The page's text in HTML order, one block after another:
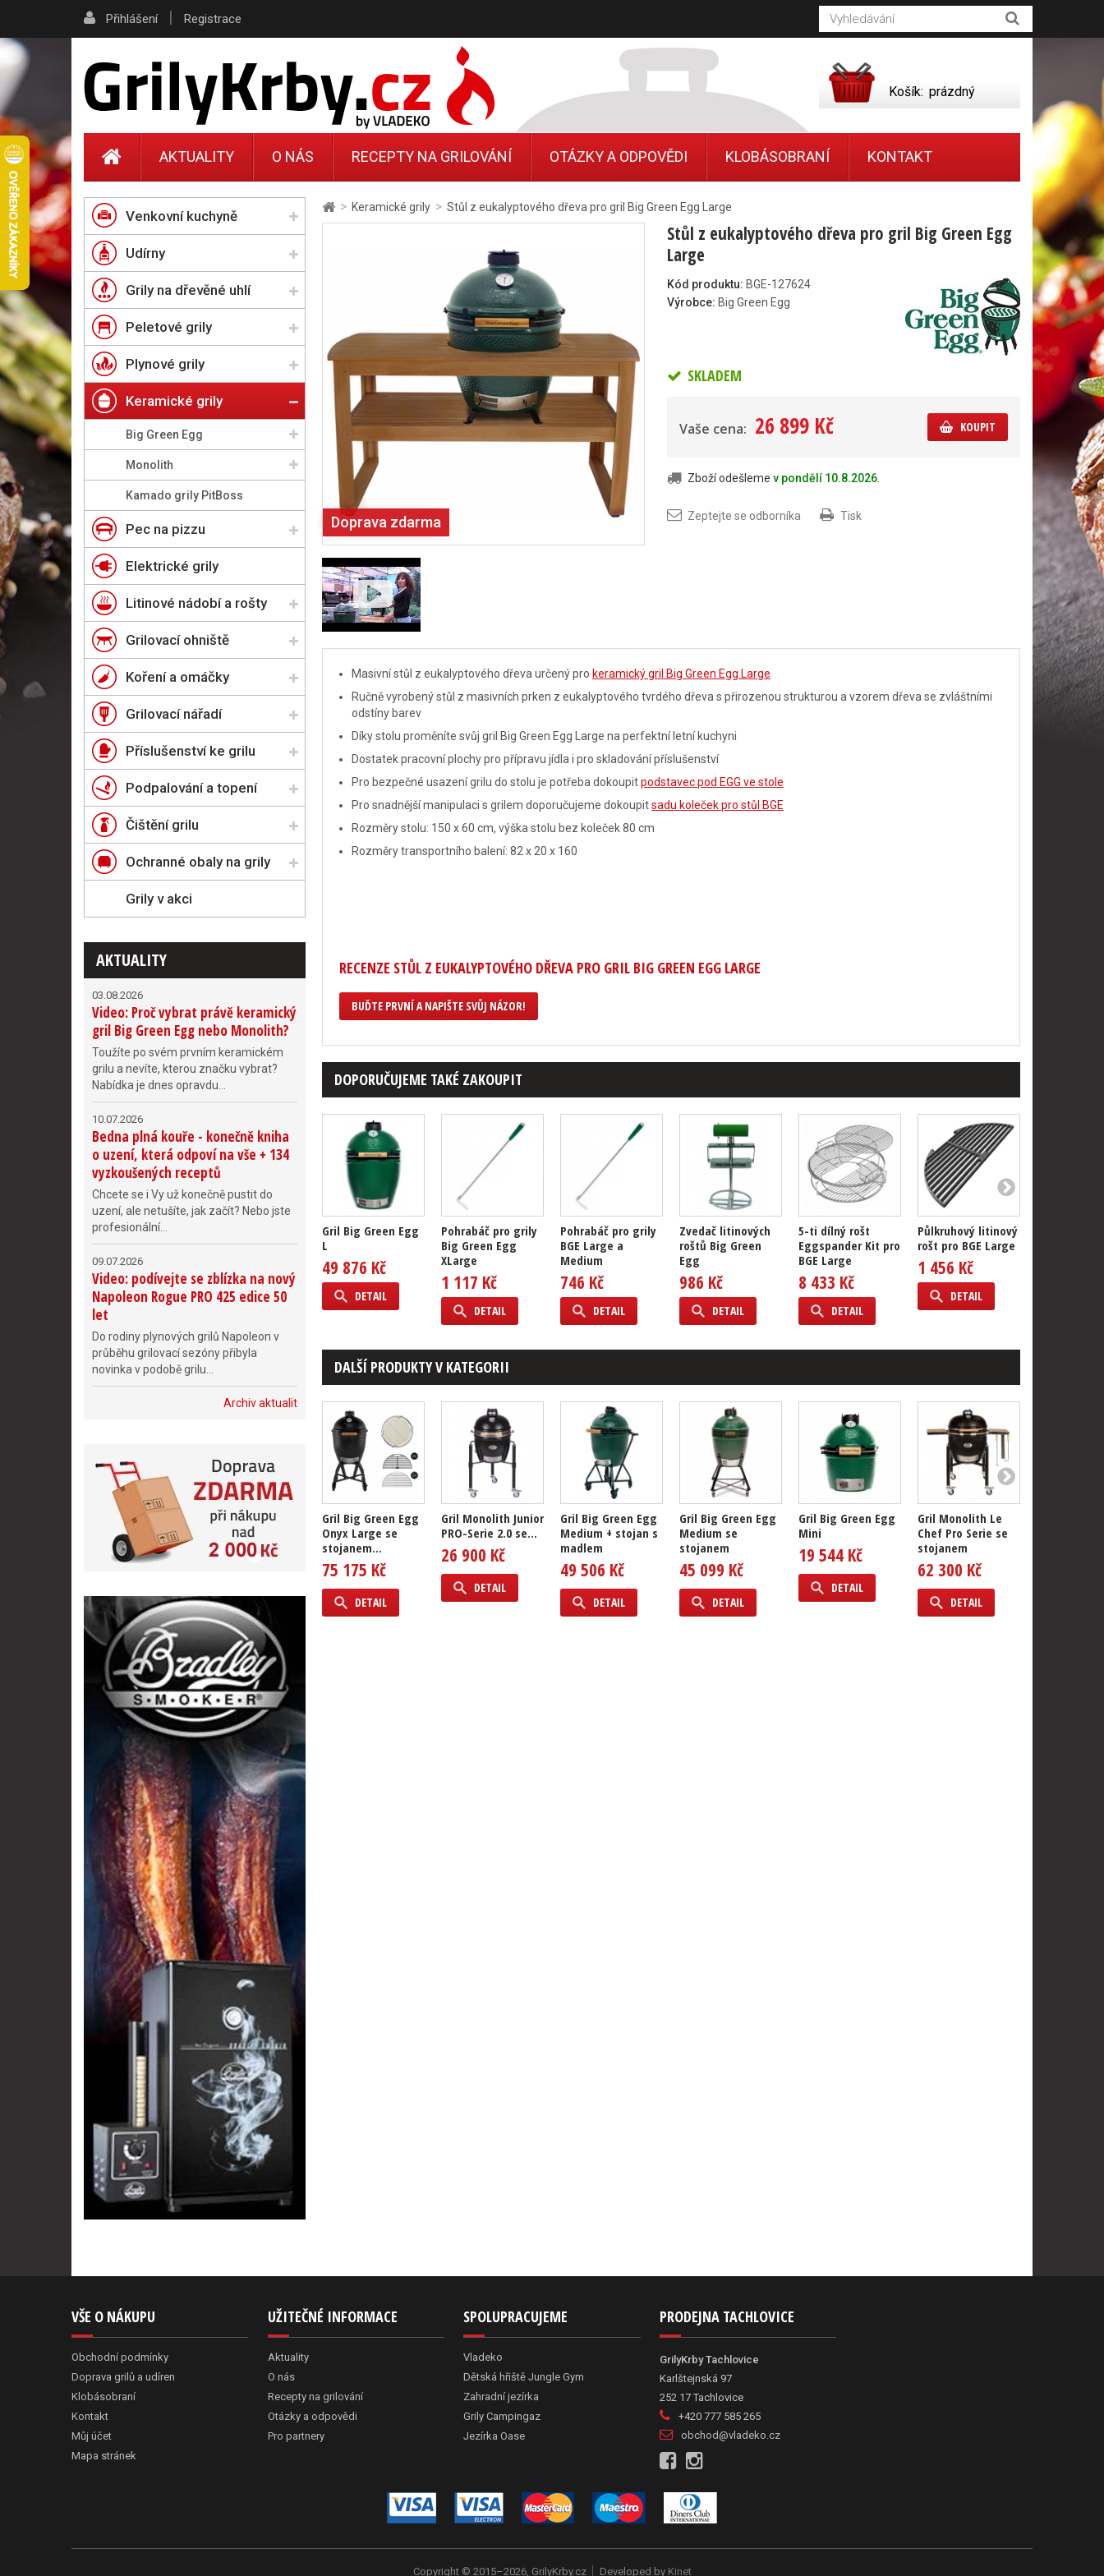
> Keramické grily > Stůl z eukalyptového dřeva pro gril Big Green Egg Large
Doprava zdarma
Stůl z eukalyptového dřeva pro gril Big Green Egg
Large
Kód produktu: BGE-127624
Výrobce: Big Green Egg
SKLADEM
Vaše cena: 26 899 Kč KOUPIT
Zboží odešleme v pondělí 10.8.2026
Zeptejte se odborníka Tisk
Masivní stůl z eukalyptového dřeva určený pro keramický gril Big Green Egg Large
Ručně vyrobený stůl z masivních prken z eukalyptového tvrdého dřeva s přirozenou strukturou a vzorem dřeva se zvláštními
odstíny barev
Díky stolu proměníte svůj gril Big Green Egg Large na perfektní letní kuchyni
Dostatek pracovní plochy pro přípravu jídla i pro skladování příslušenství
Pro bezpečné usazení grilu do stolu je potřeba dokoupitpodstavec pod EGG ve stole
Pro snadnější manipulaci s grilem doporučujeme dokoupitsadu koleček pro stůl BGE
Rozměry stolu: 150 x 60 cm, výška stolu bez koleček 80 cm
Rozměry transportního balení: 82 x 20 x 160
RECENZE STŮL Z EUKALYPTOVÉHO DŘEVA PRO GRIL BIG GREEN EGG LARGE
BUĎTE PRVNÍ A NAPIŠTE SVŮJ NÁZOR!
DOPORUČUJEME TAKÉ ZAKOUPIT
Gril Big Green Egg
L
49 876 Kč
DETAIL
Pohrabáč pro grily
Big Green Egg
XLarge
1 117 Kč
DETAIL
Pohrabáč pro grily
BGE Large a
Medium
746 Kč
DETAIL
Zvedač litinových
roštů Big Green
Egg
986 Kč
DETAIL
5-ti dílný rošt
Eggspander Kit pro
BGE Large
8 433 Kč
DETAIL
Půlkruhový litinový
rošt pro BGE Large
1 456 Kč
DETAIL
DALŠÍ PRODUKTY V KATEGORII
Gril Big Green Egg
Onyx Large se
stojanem...
75 175 Kč
DETAIL
Gril Monolith Junior
PRO-Serie 2.0 se...
26 900 Kč
DETAIL
Gril Big Green Egg
Medium + stojan s
madlem
49 506 Kč
DETAIL
Gril Big Green Egg
Medium se
stojanem
45 099 Kč
DETAIL
Gril Big Green Egg
Mini
19 544 Kč
DETAIL
Gril Monolith Le
Chef Pro Serie se
stojanem
62 300 Kč
DETAIL
Venkovní kuchyně
Udírny
Grily na dřevěné uhlí
Peletové grily
Plynové grily
Keramické grily
Big Green Egg
Monolith
Kamado grily PitBoss
Pec na pizzu
Elektrické grily
Litinové nádobí a rošty
Grilovací ohniště
Koření a omáčky
Grilovací nářadí
Příslušenství ke grilu
Podpalování a topení
Čištění grilu
Ochranné obaly na grily
Grily v akci
AKTUALITY
03.08.2026
Video: Proč vybrat právě keramický
gril Big Green Egg nebo Monolith?
Toužíte po svém prvním keramickém
grilu a nevíte, kterou značku vybrat?
Nabídka je dnes opravdu...
10.07.2026
Bedna plná kouře - konečně kniha
o uzení, která odpoví na vše + 134
vyzkoušených receptů
Chcete se i Vy už konečně pustit do
uzení, ale netušíte, jak začít? Nebo jste
profesionální...
09.07.2026
Video: podívejte se zblízka na nový
Napoleon Rogue PRO 425 edice 50
let
Do rodiny plynových grilů Napoleon v
průběhu grilovací sezóny přibyla
novinka v podobě grilu...
Archiv aktualit
Přihlášení | Registrace
Košík: prázdný
AKTUALITY O NÁS RECEPTY NA GRILOVÁNÍ OTÁZKY A ODPOVĚDI KLOBÁSOBRANÍ KONTAKT
VŠE O NÁKUPU
Obchodní podmínky
Doprava grilů a udíren
Klobásobraní
Kontakt
Můj účet
Mapa stránek
UŽITEČNÉ INFORMACE
Aktuality
O nás
Recepty na grilování
Otázky a odpovědi
Pro partnery
SPOLUPRACUJEME
Vladeko
Dětská hřiště Jungle Gym
Zahradní jezírka
Grily Campingaz
Jezírka Oase
PRODEJNA TACHLOVICE
GrilyKrby Tachlovice
Karlštejnská 97
252 17 Tachlovice
+420 777 585 265
obchod@vladeko.cz
Copyright © 2015–2026, GrilyKrby.cz Developed by Kinet